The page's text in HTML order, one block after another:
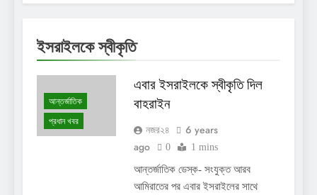
ইসরাইলকে স্বীকৃতি
আন্তর্জাতিক
প্রধান খবর
এবার ইসরাইলকে স্বীকৃতি দিল
বাহরাইন
নজর২৪
6 years
ago
0 1 mins
আন্তর্জাতিক ডেস্ক- সংযুক্ত আরব
আমিরাতের পর এবার ইসরাইলের সাথে